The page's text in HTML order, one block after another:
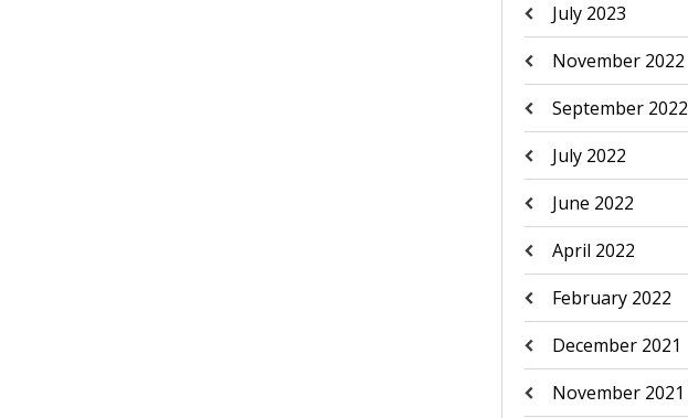
July 2023
November 2022
September 2022
July 2022
June 2022
April 2022
February 2022
December 2021
November 2021